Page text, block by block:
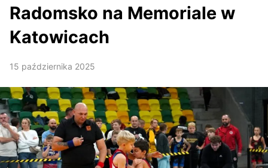
Radomsko na Memoriale w
Katowicach
15 października 2025